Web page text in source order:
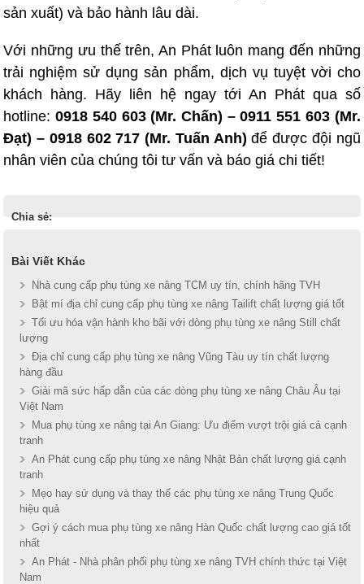
sản xuất) và bảo hành lâu dài.
Với những ưu thế trên, An Phát luôn mang đến những
trải nghiệm sử dụng sản phẩm, dịch vụ tuyệt vời cho
khách hàng. Hãy liên hệ ngay tới An Phát qua số
hotline:0918 540 603 (Mr. Chấn) – 0911 551 603 (Mr.
Đạt) – 0918 602 717 (Mr. Tuấn Anh) để được đội ngũ
nhân viên của chúng tôi tư vấn và báo giá chi tiết!
Chia sẻ:
Bài Viết Khác
Nhà cung cấp phụ tùng xe nâng TCM uy tín, chính hãng TVH
Bật mí địa chỉ cung cấp phụ tùng xe nâng Tailift chất lượng giá tốt
Tối ưu hóa vận hành kho bãi với dòng phụ tùng xe nâng Still chất
lượng
Địa chỉ cung cấp phụ tùng xe nâng Vũng Tàu uy tín chất lượng
hàng đầu
Giải mã sức hấp dẫn của các dòng phụ tùng xe nâng Châu Âu tại
Việt Nam
Mua phụ tùng xe nâng tại An Giang: Ưu điểm vượt trội giá cả cạnh
tranh
An Phát cung cấp phụ tùng xe nâng Nhật Bản chất lượng giá cạnh
tranh
Mẹo hay sử dụng và thay thế các phụ tùng xe nâng Trung Quốc
hiệu quả
Gợi ý cách mua phụ tùng xe nâng Hàn Quốc chất lượng cao giá tốt
nhất
An Phát - Nhà phân phối phụ tùng xe nâng TVH chính thức tại Việt
Nam